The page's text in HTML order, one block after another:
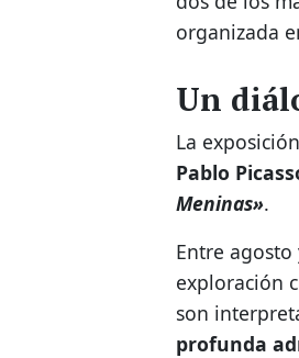
organizada
Un
La
Pablo
Meninas».
Entre agosto
exploración
son
profunda